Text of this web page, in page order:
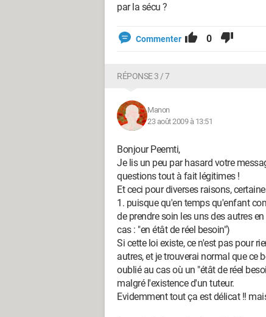
par la sécu ?
Commenter 0
RÉPONSE 3 / 7
Manon
23 août 2009 à 13:51
Bonjour Peemti,
Je lis un peu par hasard votre
questions tout à fait légitimes !
Et ceci pour diverses raisons,
1. puisque qu'en temps qu'enfant
de prendre soin les uns des autres
cas : "en étât de réel besoin")
Si cette loi existe, ce n'est pas pour
autres, et je trouverai normal que ce
oublié au cas où un "étât de réel
malgré l'existence d'un tuteur.
Evidemment tout ça est délicat !!